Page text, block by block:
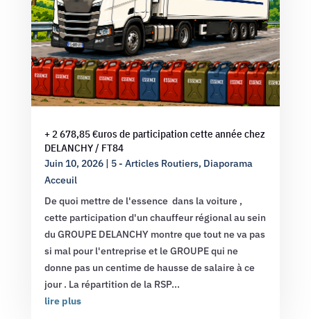
+ 2 678,85 €uros de participation cette année chez
DELANCHY / FT84
Juin 10, 2026| 5 - Articles Routiers, Diaporama
Acceuil
De quoi mettre de l'essence dans la voiture ,
cette participation d'un chauffeur régional au sein
du GROUPE DELANCHY montre que tout ne va pas
si mal pour l'entreprise et le GROUPE qui ne
donne pas un centime de hausse de salaire à ce
jour . La répartition de la RSP...
lire plus